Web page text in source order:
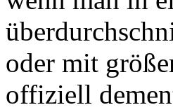
oder mit
offiziell